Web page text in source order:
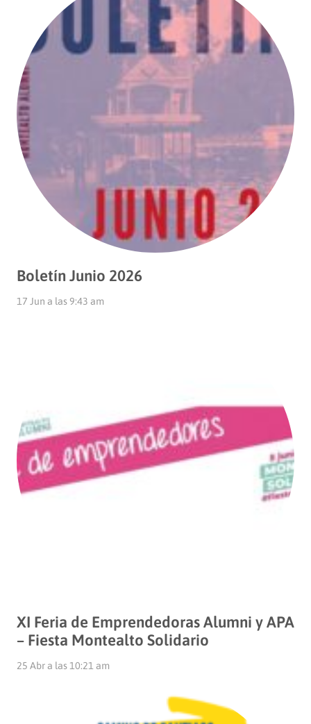
Boletín Junio 2026
17 Jun a las 9:43 am
XI Feria de Emprendedoras Alumni y APA
– Fiesta Montealto Solidario
25 Abr a las 10:21 am